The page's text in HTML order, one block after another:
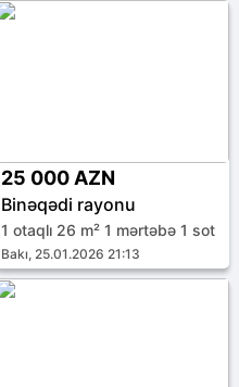
25 000 AZN
Binəqədi rayonu
1 otaqlı 26 m² 1 mərtəbə 1 sot
Bakı, 25.01.2026 21:13